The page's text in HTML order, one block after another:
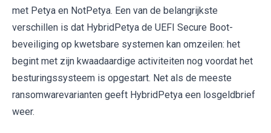
met Petya en NotPetya. Een van de belangrijkste
verschillen is dat HybridPetya de UEFI Secure Boot-
beveiliging op kwetsbare systemen kan omzeilen: het
begint met zijn kwaadaardige activiteiten nog voordat het
besturingssysteem is opgestart. Net als de meeste
ransomwarevarianten geeft HybridPetya een losgeldbrief
weer.